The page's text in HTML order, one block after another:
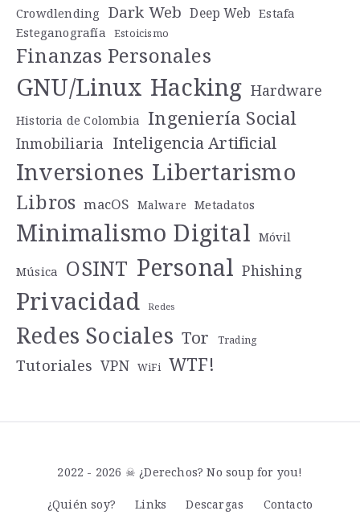
Crowdlending Dark Web Deep Web Estafa
Esteganografía
Estoicismo
Finanzas Personales
GNU/Linux Hacking Hardware
Historia de Colombia Ingeniería Social
Inmobiliaria Inteligencia Artificial
Inversiones Libertarismo
Libros macOS Malware Metadatos
Minimalismo Digital Móvil
Música OSINT Personal Phishing
Privacidad Redes
Redes Sociales Tor Trading
Tutoriales VPN WiFi WTF!
2022 - 2026 ☠ ¿Derechos? No soup for you!
¿Quién soy? Links Descargas Contacto